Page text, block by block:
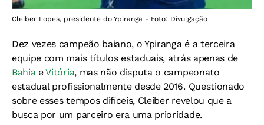
Cleiber Lopes, presidente do Ypiranga - Foto: Divulgação
Dez vezes campeão baiano, o Ypiranga é a terceira
equipe com mais títulos estaduais, atrás apenas de
BahiaeVitória, mas não disputa o campeonato
estadual profissionalmente desde 2016. Questionado
sobre esses tempos difíceis, Cleiber revelou que a
busca por um parceiro era uma prioridade.